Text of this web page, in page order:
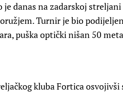
danas na zadarskoj
Turnir je bio
puška optički nišan 50
kluba Fortica osvojivši